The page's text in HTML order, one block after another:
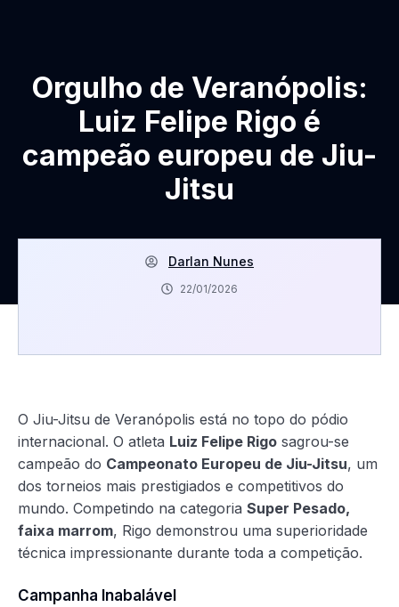
Orgulho de Veranópolis:
Luiz Felipe Rigo é
campeão europeu de Jiu-
Jitsu
Darlan Nunes
22/01/2026
O Jiu-Jitsu de Veranópolis está no topo do pódio
internacional. O atleta Luiz Felipe Rigo sagrou-se
campeão do Campeonato Europeu de Jiu-Jitsu, um
dos torneios mais prestigiados e competitivos do
mundo. Competindo na categoria Super Pesado,
faixa marrom, Rigo demonstrou uma superioridade
técnica impressionante durante toda a competição.
Campanha Inabalável